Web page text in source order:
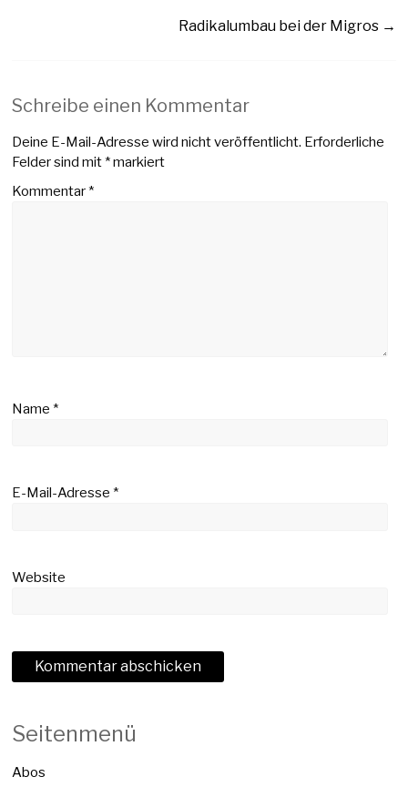
Radikalumbau bei der Migros →
Schreibe einen Kommentar
Deine E-Mail-Adresse wird nicht veröffentlicht. Erforderliche
Felder sind mit*markiert
Kommentar*
Name*
E-Mail-Adresse*
Website
Seitenmenü
Abos